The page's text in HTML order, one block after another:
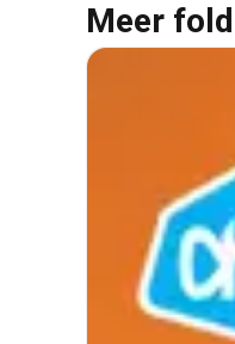
Meer